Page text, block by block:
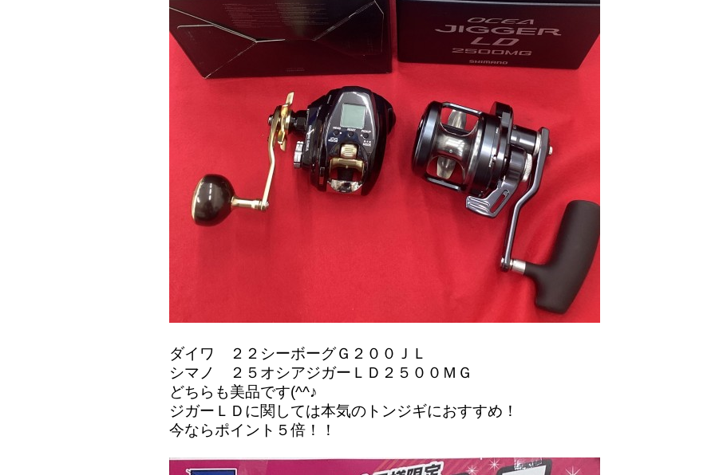
ダイワ ２２シーボーグＧ２００ＪＬ
シマノ ２５オシアジガーＬＤ２５００ＭＧ
どちらも美品です(^^♪
ジガーＬＤに関しては本気のトンジギにおすすめ！
今ならポイント５倍！！